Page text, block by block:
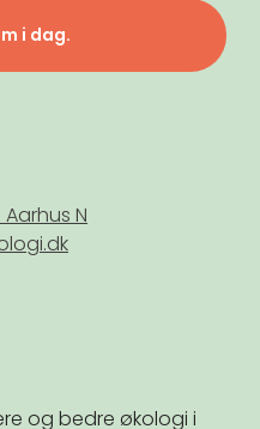
i dag.
Aarhus N
og bedre økologi i